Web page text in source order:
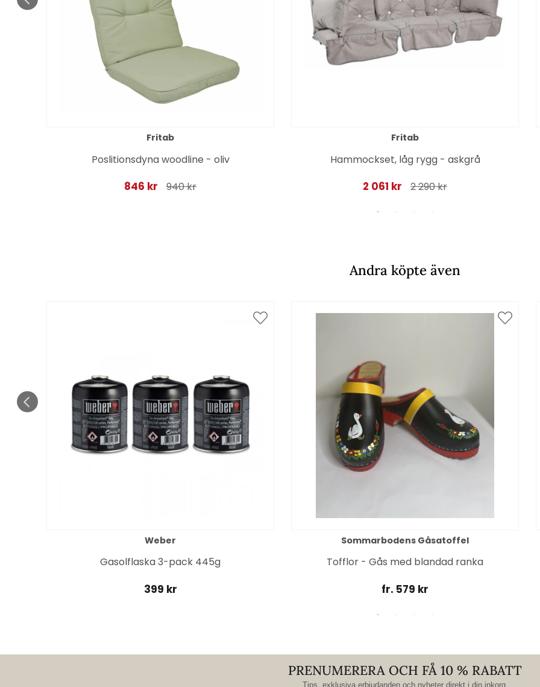
Fritab
Poslitionsdyna woodline - oliv
846 kr 940 kr
Fritab
Hammockset, låg rygg - askgrå
2 061 kr 2 290 kr
Andra köpte även
Weber
Gasolflaska 3-pack 445g
399 kr
Sommarbodens Gåsatoffel
Tofflor - Gås med blandad ranka
fr. 579 kr
PRENUMERERA OCH FÅ 10 % RABATT
Tips, exklusiva erbjudanden och nyheter direkt i din inkorg.